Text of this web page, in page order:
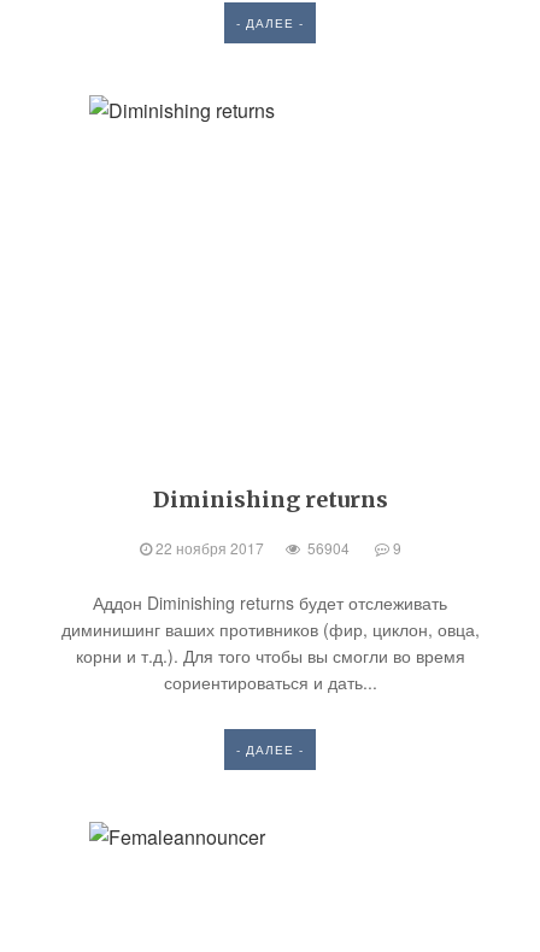
- ДАЛЕЕ -
Diminishing returns
22 ноября 2017 56904 9
Аддон Diminishing returns будет отслеживать
диминишинг ваших противников (фир, циклон, овца,
корни и т.д.). Для того чтобы вы смогли во время
сориентироваться и дать...
- ДАЛЕЕ -